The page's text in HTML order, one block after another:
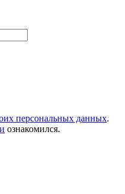
персональных данных.
ознакомился.